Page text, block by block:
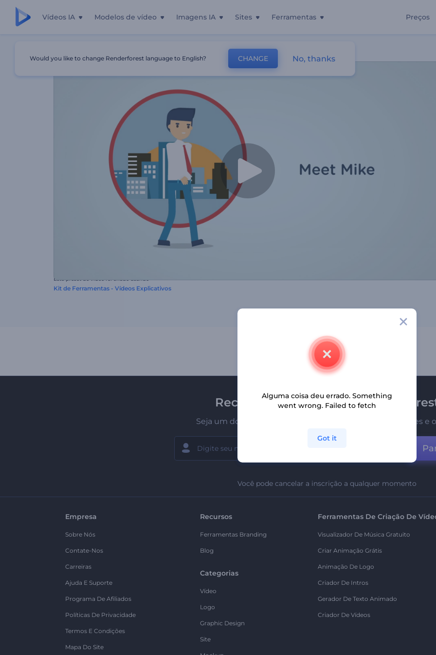
Vídeos IA Modelos de vídeo Imagens IA Sites Ferramentas Preços
Este preset de vídeo foi criado usando
Kit de Ferramentas - Vídeos Explicativos
Receba a newsletter da
Seja um dos primeiros a receber nossas últimas novidades e
Você pode cancelar a inscrição a qualquer momento
Empresa
Sobre Nós
Contate-Nos
Carreiras
Ajuda E Suporte
Programa De Afiliados
Políticas De Privacidade
Termos E Condições
Mapa Do Site
Recursos
Ferramentas Branding
Blog
Categorias
Vídeo
Logo
Graphic Design
Site
Ferramentas De Criação De
Visualizador De Música Gratuito
Criar Animação Grátis
Animação De Logo
Criador De Intros
Gerador De Texto Animado
Criador De Vídeos
Would you like to change Renderforest language to English? CHANGE No, thanks
Alguma coisa deu errado. Something
went wrong. Failed to fetch
Got it